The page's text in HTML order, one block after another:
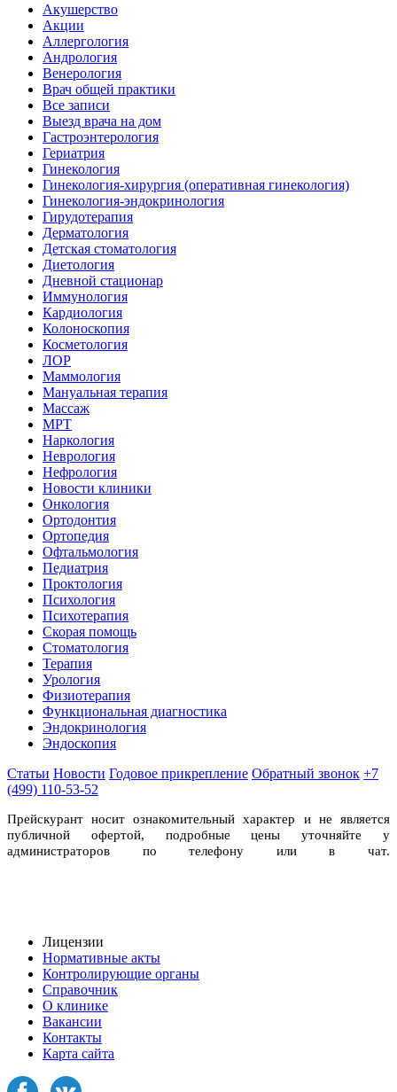
Акушерство
Акции
Аллергология
Андрология
Венерология
Врач общей практики
Все записи
Выезд врача на дом
Гастроэнтерология
Гериатрия
Гинекология
Гинекология-хирургия (оперативная гинекология)
Гинекология-эндокринология
Гирудотерапия
Дерматология
Детская стоматология
Диетология
Дневной стационар
Иммунология
Кардиология
Колоноскопия
Косметология
ЛОР
Маммология
Мануальная терапия
Массаж
МРТ
Наркология
Неврология
Нефрология
Новости клиники
Онкология
Ортодонтия
Ортопедия
Офтальмология
Педиатрия
Проктология
Психология
Психотерапия
Скорая помощь
Стоматология
Терапия
Урология
Физиотерапия
Функциональная диагностика
Эндокринология
Эндоскопия
Статьи Новости Годовое прикрепление Обратный звонок +7
(499) 110-53-52
Прейскурант носит ознакомительный характер и не является
публичной офертой, подробные цены уточняйте у
администраторов по телефону или в чат.
Лицензии
Нормативные акты
Контролирующие органы
Справочник
О клинике
Вакансии
Контакты
Карта сайта